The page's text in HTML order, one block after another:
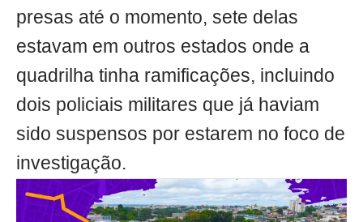
presas até o momento, sete delas
estavam em outros estados onde a
quadrilha tinha ramificações, incluindo
dois policiais militares que já haviam
sido suspensos por estarem no foco de
investigação.